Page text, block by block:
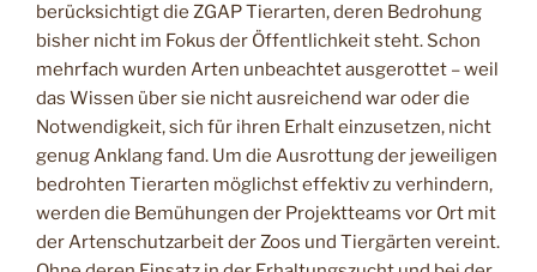
berücksichtigt die ZGAP Tierarten, deren Bedrohung
bisher nicht im Fokus der Öffentlichkeit steht. Schon
mehrfach wurden Arten unbeachtet ausgerottet – weil
das Wissen über sie nicht ausreichend war oder die
Notwendigkeit, sich für ihren Erhalt einzusetzen, nicht
genug Anklang fand. Um die Ausrottung der jeweiligen
bedrohten Tierarten möglichst effektiv zu verhindern,
werden die Bemühungen der Projektteams vor Ort mit
der Artenschutzarbeit der Zoos und Tiergärten vereint.